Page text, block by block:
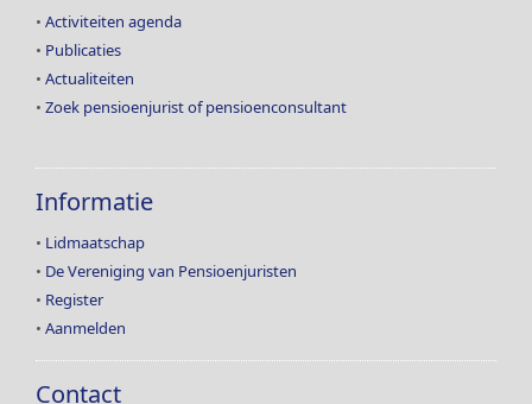
• Activiteiten agenda
• Publicaties
• Actualiteiten
• Zoek pensioenjurist of pensioenconsultant
Informatie
• Lidmaatschap
• De Vereniging van Pensioenjuristen
• Register
• Aanmelden
Contact